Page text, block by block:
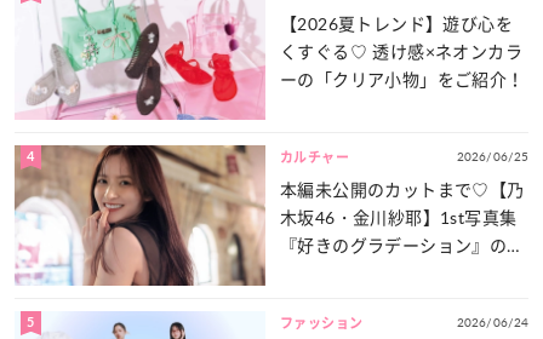
【2026夏トレンド】遊び心を
くすぐる♡ 透け感×ネオンカラ
ーの「クリア小物」をご紹介！
4 カルチャー 2026/06/25
本編未公開のカットまで♡【乃
木坂46・金川紗耶】1st写真集
『好きのグラデーション』の魅
5 ファッション 2026/06/24